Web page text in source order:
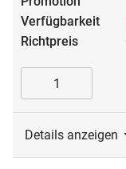
Details anzeigen